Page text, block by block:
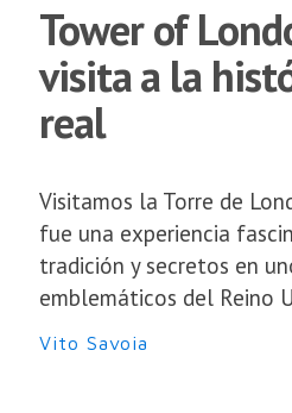
Tower of
visita a la
real
Visitamos la Torre de
fue una experiencia
tradición y secretos en
emblemáticos del Reino
Vito Savoia